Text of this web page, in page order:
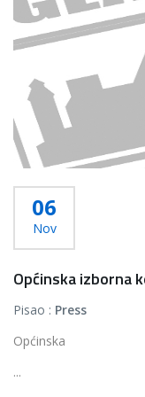
06
Nov
Općinska izborna
Pisao : Press
Općinska
...